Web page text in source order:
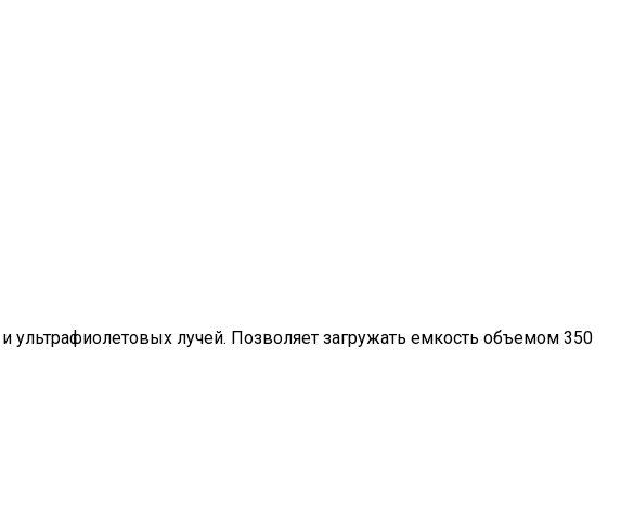
ультрафиолетовых лучей. Позволяет загружать емкость объемом 350